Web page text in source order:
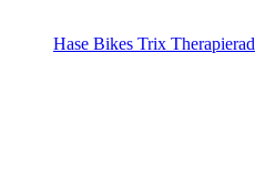
Hase Bikes Trix Therapierad